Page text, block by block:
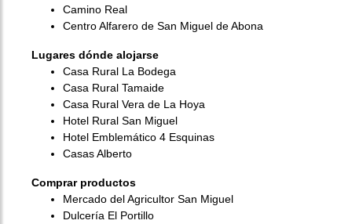
Camino Real
Centro Alfarero de San Miguel de Abona
Lugares dónde alojarse
Casa Rural La Bodega
Casa Rural Tamaide
Casa Rural Vera de La Hoya
Hotel Rural San Miguel
Hotel Emblemático 4 Esquinas
Casas Alberto
Comprar productos
Mercado del Agricultor San Miguel
Dulcería El Portillo